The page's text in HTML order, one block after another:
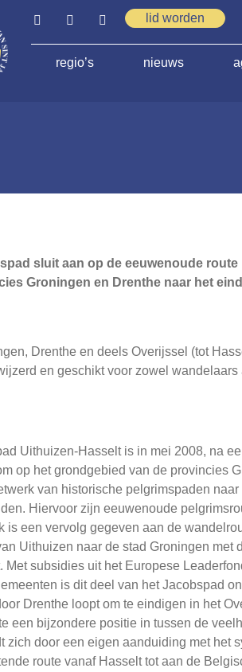
lid worden
regio’s nieuws
sluit aan op de eeuwenoude
Groningen en Drenthe naar het
Drenthe en deels Overijssel (tot
en geschikt voor zowel wandelaars
Uithuizen-Hasselt is in mei 2008, na
op het grondgebied van de provincies
van historische pelgrimspaden
Hiervoor zijn eeuwenoude
is een vervolg gegeven aan de
Uithuizen naar de stad Groningen met
Met subsidies uit het Europese
is dit deel van het Jacobspad
Drenthe loopt om te eindigen in het
een bijzondere positie in tussen de
zich door een eigen aanduiding met het
route vanaf Hasselt tot aan de